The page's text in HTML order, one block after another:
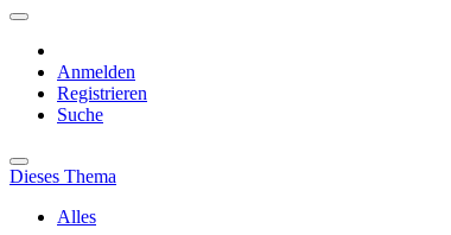
Anmelden
Registrieren
Suche
Dieses Thema
Alles